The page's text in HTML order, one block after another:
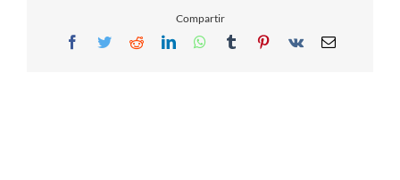
Compartir
Facebook
TwitterRedditLinkedInWhatsApp
TumblrPinterest
Vk Email